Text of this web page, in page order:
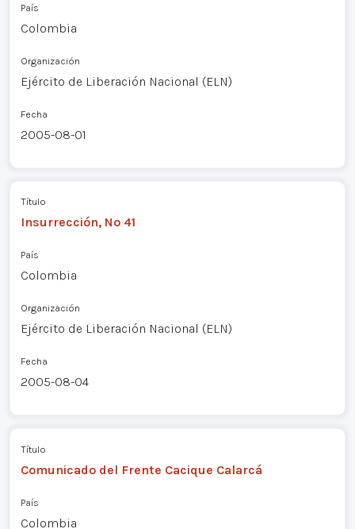
País
Colombia
Organización
Ejército de Liberación Nacional (ELN)
Fecha
2005-08-01
Título
Insurrección, Nº 41
País
Colombia
Organización
Ejército de Liberación Nacional (ELN)
Fecha
2005-08-04
Título
Comunicado del Frente Cacique Calarcá
País
Colombia